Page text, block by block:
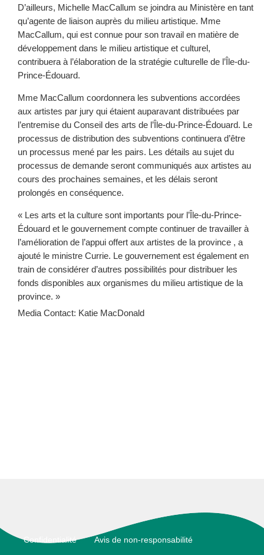
D’ailleurs, Michelle MacCallum se joindra au Ministère en tant
qu’agente de liaison auprès du milieu artistique. Mme
MacCallum, qui est connue pour son travail en matière de
développement dans le milieu artistique et culturel,
contribuera à l’élaboration de la stratégie culturelle de l’Île-du-
Prince-Édouard.
Mme MacCallum coordonnera les subventions accordées
aux artistes par jury qui étaient auparavant distribuées par
l’entremise du Conseil des arts de l’Île-du-Prince-Édouard. Le
processus de distribution des subventions continuera d’être
un processus mené par les pairs. Les détails au sujet du
processus de demande seront communiqués aux artistes au
cours des prochaines semaines, et les délais seront
prolongés en conséquence.
« Les arts et la culture sont importants pour l’Île-du-Prince-
Édouard et le gouvernement compte continuer de travailler à
l’amélioration de l’appui offert aux artistes de la province , a
ajouté le ministre Currie. Le gouvernement est également en
train de considérer d’autres possibilités pour distribuer les
fonds disponibles aux organismes du milieu artistique de la
province. »
Media Contact: Katie MacDonald
Footer
Confidentialité Avis de non-responsabilité